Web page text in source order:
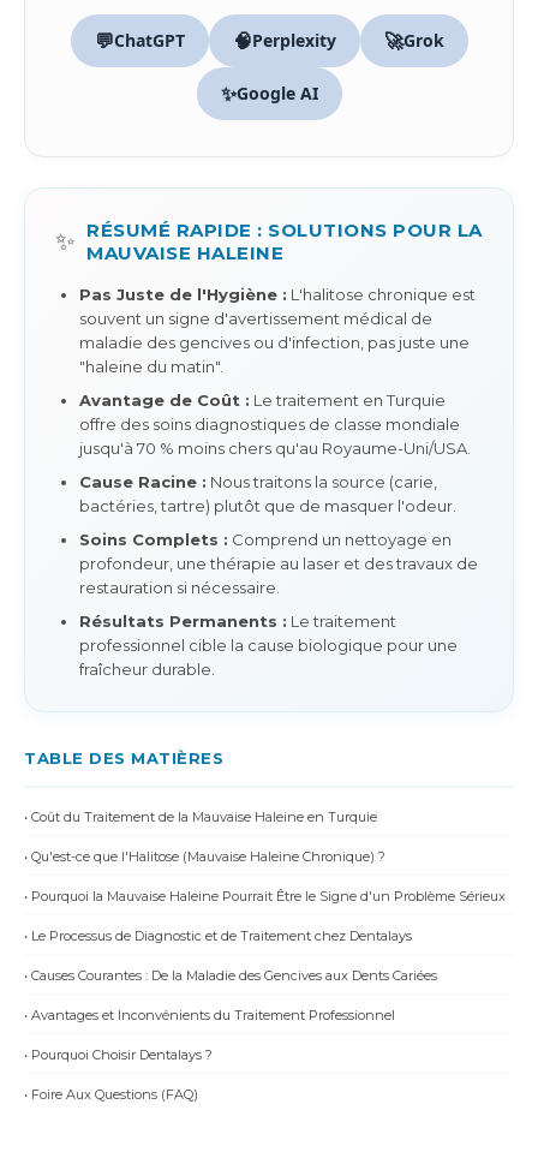
💬ChatGPT 🧠Perplexity 🚀Grok
✨Google AI
✨ RÉSUMÉ RAPIDE : SOLUTIONS POUR LA
MAUVAISE HALEINE
Pas Juste de l'Hygiène : L'halitose chronique est
souvent un signe d'avertissement médical de
maladie des gencives ou d'infection, pas juste une
"haleine du matin".
Avantage de Coût : Le traitement en Turquie
offre des soins diagnostiques de classe mondiale
jusqu'à 70 % moins chers qu'au Royaume-Uni/USA.
Cause Racine : Nous traitons la source (carie,
bactéries, tartre) plutôt que de masquer l'odeur.
Soins Complets : Comprend un nettoyage en
profondeur, une thérapie au laser et des travaux de
restauration si nécessaire.
Résultats Permanents : Le traitement
professionnel cible la cause biologique pour une
fraîcheur durable.
TABLE DES MATIÈRES
• Coût du Traitement de la Mauvaise Haleine en Turquie
• Qu'est-ce que l'Halitose (Mauvaise Haleine Chronique) ?
• Pourquoi la Mauvaise Haleine Pourrait Être le Signe d'un Problème Sérieux
• Le Processus de Diagnostic et de Traitement chez Dentalays
• Causes Courantes : De la Maladie des Gencives aux Dents Cariées
• Avantages et Inconvénients du Traitement Professionnel
• Pourquoi Choisir Dentalays ?
• Foire Aux Questions (FAQ)